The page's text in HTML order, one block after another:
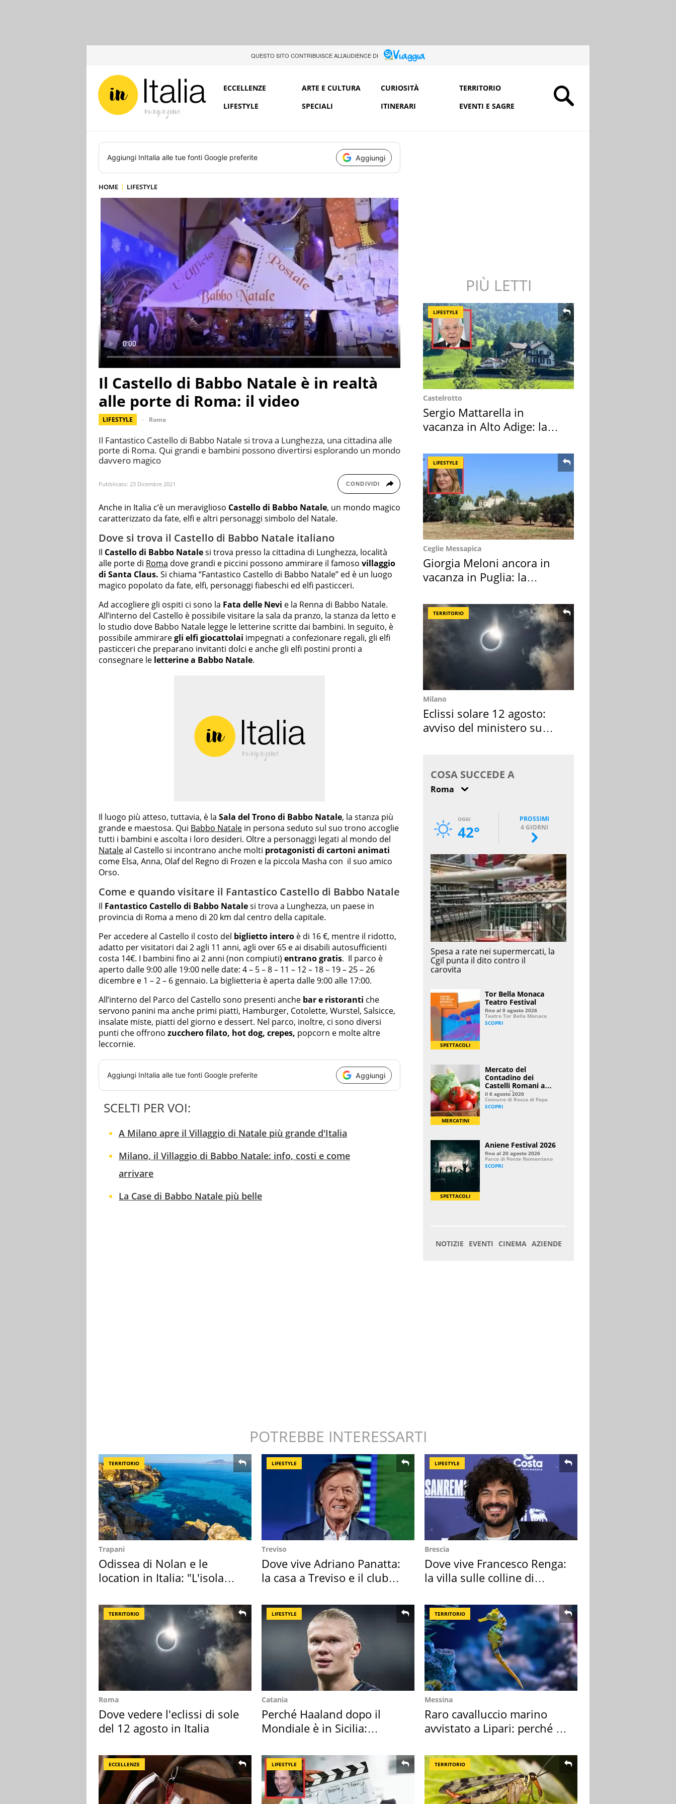
QUESTO SITO CONTRIBUISCE ALL’AUDIENCE DI
ECCELLENZE ARTE E CULTURA CURIOSITÀ
TERRITORIO
LIFESTYLE
SPECIALI ITINERARI EVENTI E SAGRE
Aggiungi InItalia alle tue fonti Google preferite Aggiungi
HOME LIFESTYLE
Il Castello di Babbo Natale è in realtà
alle porte di Roma: il video
LIFESTYLE Roma
Il Fantastico Castello di Babbo Natale si trova a Lunghezza, una cittadina alle
porte di Roma. Qui grandi e bambini possono divertirsi esplorando un mondo
davvero magico
Pubblicato: 23 Dicembre 2021 CONDIVIDI
Anche in Italia c’è un meraviglioso Castello di Babbo Natale, un mondo magico
caratterizzato da fate, elfi e altri personaggi simbolo del Natale.
Dove si trova il Castello di Babbo Natale italiano
Il Castello di Babbo Natalesi trova presso la cittadina di Lunghezza, località
alle porte di Roma dove grandi e piccini possono ammirare il famoso villaggio
di Santa Claus. Si chiama “Fantastico Castello di Babbo Natale” ed è un luogo
magico popolato da fate, elfi, personaggi fiabeschi ed elfi pasticceri.
Ad accogliere gli ospiti ci sono la Fata delle Nevi e la Renna di Babbo Natale.
All’interno del Castello è possibile visitare la sala da pranzo, la stanza da letto e
lo studio dove Babbo Natale legge le letterine scritte dai bambini. In seguito, è
possibile ammiraregli elfi giocattolai impegnati a confezionare regali, gli elfi
pasticceri che preparano invitanti dolci e anche gli elfi postini pronti a
consegnare le letterine a Babbo Natale.
Il luogo più atteso, tuttavia, è la Sala del Trono di Babbo Natale, la stanza più
grande e maestosa. Qui Babbo Natale in persona seduto sul suo trono accoglie
tutti i bambini e ascolta i loro desideri. Oltre a personaggi legati al mondo del
Nataleal Castello si incontrano anche molti protagonisti di cartoni animati
come Elsa, Anna, Olaf del Regno di Frozen e la piccola Masha con il suo amico
Orso.
Come e quando visitare il Fantastico Castello di Babbo Natale
Il Fantastico Castello di Babbo Natalesi trova a Lunghezza, un paese in
provincia di Roma a meno di 20 km dal centro della capitale.
Per accedere al Castello il costo del biglietto intero è di 16 €, mentre il ridotto,
adatto per visitatori dai 2 agli 11 anni, agli over 65 e ai disabili autosufficienti
costa 14€. I bambini fino ai 2 anni (non compiuti) entrano gratis. Il parco è
aperto dalle 9:00 alle 19:00 nelle date: 4 – 5 – 8 – 11 – 12 – 18 – 19 – 25 – 26
dicembre e 1 – 2 – 6 gennaio. La biglietteria è aperta dalle 9:00 alle 17:00.
All’interno del Parco del Castello sono presenti anche bar e ristoranti che
servono panini ma anche primi piatti, Hamburger, Cotolette, Wurstel, Salsicce,
insalate miste, piatti del giorno e dessert. Nel parco, inoltre, ci sono diversi
punti che offrono zucchero filato, hot dog, crepes, popcorn e molte altre
leccornie.
Aggiungi InItalia alle tue fonti Google preferite Aggiungi
SCELTI PER VOI:
A Milano apre il Villaggio di Natale più grande d'Italia
Milano, il Villaggio di Babbo Natale: info, costi e come
arrivare
La Case di Babbo Natale più belle
PIÙ LETTI
LIFESTYLE
Castelrotto
Sergio Mattarella in
vacanza in Alto Adige: la
LIFESTYLE
Ceglie Messapica
Giorgia Meloni ancora in
vacanza in Puglia: la
TERRITORIO
Milano
Eclissi solare 12 agosto:
avviso del ministero su
POTREBBE INTERESSARTI
TERRITORIO
Trapani
Odissea di Nolan e le
location in Italia: "L'isola
LIFESTYLE
Treviso
Dove vive Adriano Panatta:
la casa a Treviso e il club
LIFESTYLE
Brescia
Dove vive Francesco Renga:
la villa sulle colline di
TERRITORIO
Roma
Dove vedere l'eclissi di sole
del 12 agosto in Italia
LIFESTYLE
Catania
Perché Haaland dopo il
Mondiale è in Sicilia:
TERRITORIO
Messina
Raro cavalluccio marino
avvistato a Lipari: perché è
ECCELLENZE LIFESTYLE TERRITORIO